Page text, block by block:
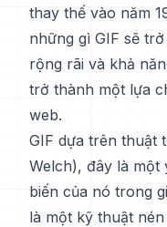
thay thế vào năm
những gì GIF sẽ
rộng rãi và khả
trở thành một lựa
web.
GIF dựa trên thuật
Welch), đây là một
biến của nó trong
là một kỹ thuật